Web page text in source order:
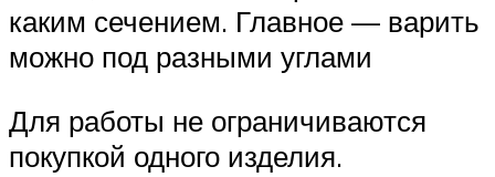
каким сечением. Главное — варить
можно под разными углами
Для работы не ограничиваются
покупкой одного изделия.